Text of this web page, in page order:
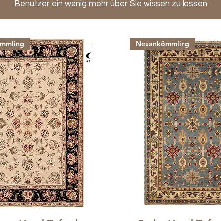
Benutzer ein wenig mehr über Sie wissen zu lassen
Neuankömmling